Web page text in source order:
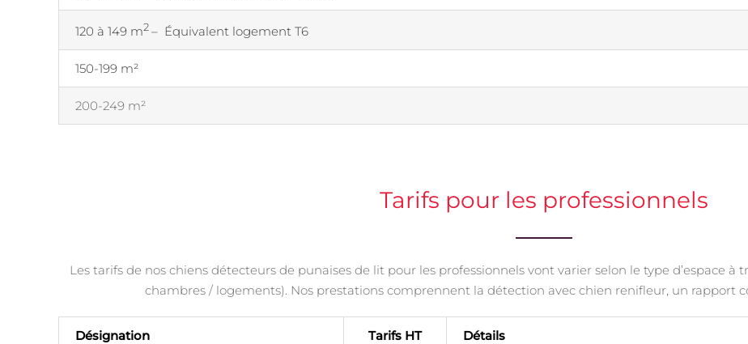
120 à 149 m2 – Équivalent logement T6
150-199 m²
200-249 m²
Tarifs pour les professionnels
Les tarifs de nos chiens détecteurs de punaises de lit pour les professionnels vont varier selon le type d’espace
chambres / logements). Nos prestations comprennent la détection avec chien renifleur, un rapport
Désignation Tarifs HT Détails